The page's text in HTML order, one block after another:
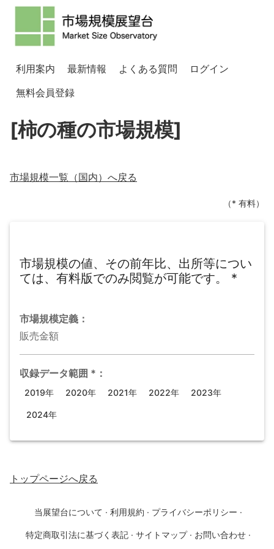
利用案内 最新情報 よくある質問
ログイン
無料会員登録
[柿の種の市場規模]
市場規模一覧（国内）へ戻る
（* 有料）
市場規模の値、その前年比、出所等につい
ては、有料版でのみ閲覧が可能です。
*
市場規模定義：
販売金額
収録データ範囲 * ：
2019年 2020年 2021年 2022年 2023年
2024年
トップページへ戻る
当展望台について · 利用規約 · プライバシーポリシー ·
特定商取引法に基づく表記 · サイトマップ · お問い合わせ ·